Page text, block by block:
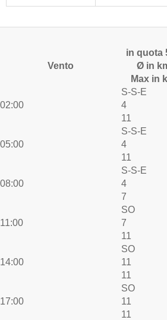
Vento
in quota
Ø in
Max in
02:00
S-S-E
4
11
05:00
S-S-E
4
11
08:00
S-S-E
4
7
11:00
SO
7
11
14:00
SO
11
11
17:00
SO
11
11